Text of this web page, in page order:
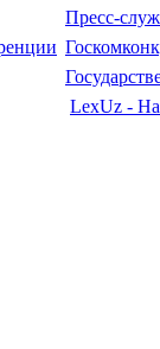
Пресс-
LexUz -